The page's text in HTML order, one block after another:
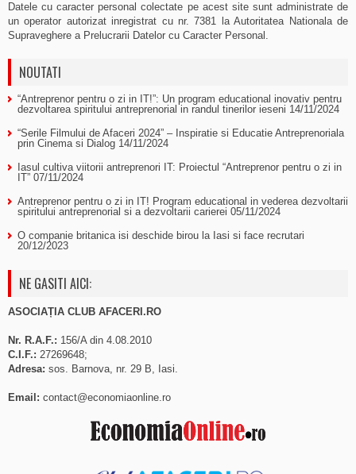
Datele cu caracter personal colectate pe acest site sunt administrate de
un operator autorizat inregistrat cu nr. 7381 la Autoritatea Nationala de
Supraveghere a Prelucrarii Datelor cu Caracter Personal.
NOUTATI
“Antreprenor pentru o zi in IT!”: Un program educational inovativ pentru
dezvoltarea spiritului antreprenorial in randul tinerilor ieseni 14/11/2024
“Serile Filmului de Afaceri 2024” – Inspiratie si Educatie Antreprenoriala
prin Cinema si Dialog 14/11/2024
Iasul cultiva viitorii antreprenori IT: Proiectul “Antreprenor pentru o zi in
IT” 07/11/2024
Antreprenor pentru o zi in IT! Program educational in vederea dezvoltarii
spiritului antreprenorial si a dezvoltarii carierei 05/11/2024
O companie britanica isi deschide birou la Iasi si face recrutari
20/12/2023
NE GASITI AICI:
ASOCIAȚIA CLUB AFACERI.RO
Nr. R.A.F.: 156/A din 4.08.2010
C.I.F.: 27269648;
Adresa: sos. Barnova, nr. 29 B, Iasi.
Email: contact@economiaonline.ro